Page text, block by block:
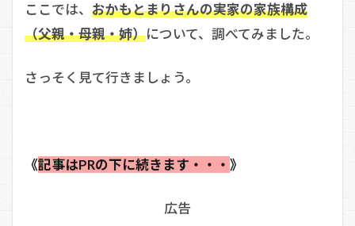
ここでは、 おかもとまりさんの実家の家族構成
（父親・母親・姉）について、調べてみました。
さっそく見て行きましょう。
《記事はPRの下に続きます・・・ 》
広告